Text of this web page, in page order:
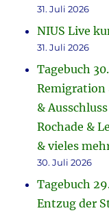
31. Juli 2026
NIUS Live
31. Juli 2026
Tagebuch
Remigration
&
Rochade &
& vieles
30. Juli 2026
Tagebuch
Entzug der